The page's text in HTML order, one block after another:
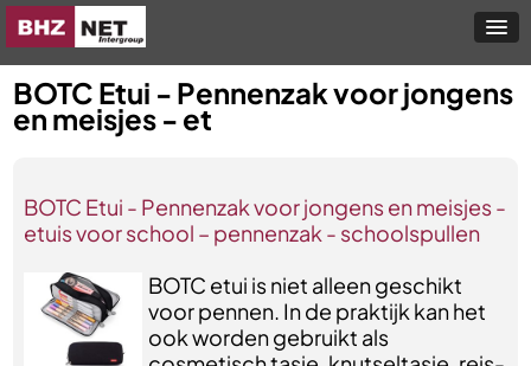
BOTC Etui - Pennenzak voor jongens
en meisjes - et
BOTC Etui - Pennenzak voor jongens en meisjes -
etuis voor school – pennenzak - schoolspullen
BOTC etui is niet alleen geschikt
voor pennen. In de praktijk kan het
ook worden gebruikt als